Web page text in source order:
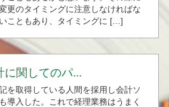
更のタイミングに注意しなければな
こともあり、タイミングに […]
に関してのパ...
記を取得している人間を採用し会計ソ
導入した。これで経理業務はうまく